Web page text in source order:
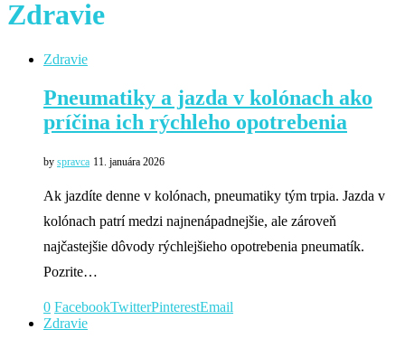
Zdravie
Zdravie
Pneumatiky a jazda v kolónach ako
príčina ich rýchleho opotrebenia
by spravca 11. januára 2026
Ak jazdíte denne v kolónach, pneumatiky tým trpia. Jazda v
kolónach patrí medzi najnenápadnejšie, ale zároveň
najčastejšie dôvody rýchlejšieho opotrebenia pneumatík.
Pozrite…
0 FacebookTwitterPinterestEmail
Zdravie